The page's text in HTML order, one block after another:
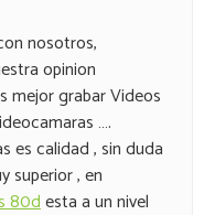
nosotros,
opinion
mejor grabar Videos
….
es calidad , sin duda
superior , en
80desta a un nivel